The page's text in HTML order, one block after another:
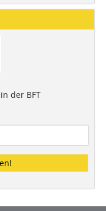
der BFT